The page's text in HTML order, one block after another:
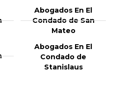
Abogados En El
Condado de San
Mateo
Abogados En El
Condado de
Stanislaus